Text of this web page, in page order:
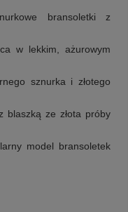
bransoletki z
w lekkim, ażurowym
sznurka i złotego
blaszką ze złota próby
model bransoletek